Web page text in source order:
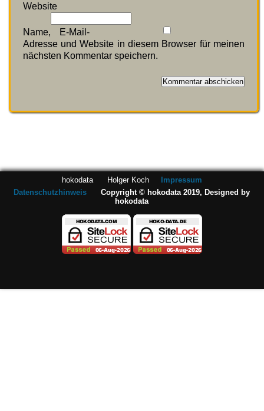
Website
Name, E-Mail-
Adresse und Website in diesem Browser für meinen
nächsten Kommentar speichern.
hokodata Holger Koch Impressum
Datenschutzhinweis
Copyright © hokodata 2019, Designed by
hokodata